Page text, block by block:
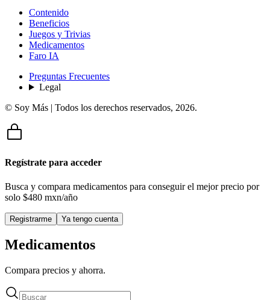
Contenido
Beneficios
Juegos y Trivias
Medicamentos
Faro IA
Preguntas Frecuentes
Legal
© Soy Más | Todos los derechos reservados, 2026.
Regístrate para acceder
Busca y compara medicamentos para conseguir el mejor precio por
solo $480 mxn/año
Registrarme Ya tengo cuenta
Medicamentos
Compara precios y ahorra.